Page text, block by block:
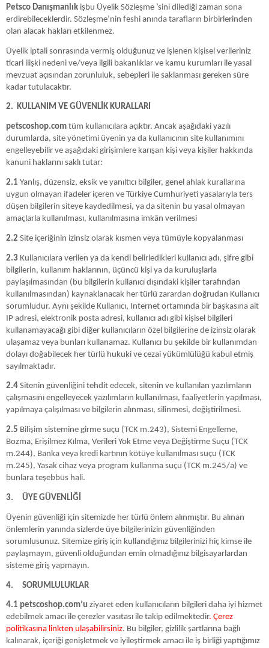
Petsco Danışmanlık işbu Üyelik Sözleşme ’sini dilediği zaman sona
erdirebileceklerdir. Sözleşme’nin feshi anında tarafların birbirlerinden
olan alacak hakları etkilenmez.
Üyelik iptali sonrasında vermiş olduğunuz ve işlenen kişisel verileriniz
ticari ilişki nedeni ve/veya ilgili bakanlıklar ve kamu kurumları ile yasal
mevzuat açısından zorunluluk, sebepleri ile saklanması gereken süre
kadar tutulacaktır.
2. KULLANIM VE GÜVENLİK KURALLARI
petscoshop.com tüm kullanıcılara açıktır. Ancak aşağıdaki yazılı
durumlarda, site yönetimi üyenin ya da kullanıcının site kullanımını
engelleyebilir ve aşağıdaki girişimlere karışan kişi veya kişiler hakkında
kanuni haklarını saklı tutar:
2.1 Yanlış, düzensiz, eksik ve yanıltıcı bilgiler, genel ahlak kurallarına
uygun olmayan ifadeler içeren ve Türkiye Cumhuriyeti yasalarıyla ters
düşen bilgilerin siteye kaydedilmesi, ya da sitenin bu yasal olmayan
amaçlarla kullanılması, kullanılmasına imkân verilmesi
2.2 Site içeriğinin izinsiz olarak kısmen veya tümüyle kopyalanması
2.3 Kullanıcılara verilen ya da kendi belirledikleri kullanıcı adı, şifre gibi
bilgilerin, kullanım haklarının, üçüncü kişi ya da kuruluşlarla
paylaşılmasından (bu bilgilerin kullanıcı dışındaki kişiler tarafından
kullanılmasından) kaynaklanacak her türlü zarardan doğrudan Kullanıcı
sorumludur. Aynı şekilde Kullanıcı, Internet ortamında bir başkasına ait
IP adresi, elektronik posta adresi, kullanıcı adı gibi kişisel bilgileri
kullanamayacağı gibi diğer kullanıcıların özel bilgilerine de izinsiz olarak
ulaşamaz veya bunları kullanamaz. Kullanıcı bu şekilde bir kullanımdan
dolayı doğabilecek her türlü hukuki ve cezai yükümlülüğü kabul etmiş
sayılmaktadır.
2.4 Sitenin güvenliğini tehdit edecek, sitenin ve kullanılan yazılımların
çalışmasını engelleyecek yazılımların kullanılması, faaliyetlerin yapılması,
yapılmaya çalışılması ve bilgilerin alınması, silinmesi, değiştirilmesi.
2.5 Bilişim sistemine girme suçu (TCK m.243), Sistemi Engelleme,
Bozma, Erişilmez Kılma, Verileri Yok Etme veya Değiştirme Suçu (TCK
m.244), Banka veya kredi kartının kötüye kullanılması suçu (TCK
m.245), Yasak cihaz veya program kullanma suçu (TCK m.245/a) ve
bunlara teşebbüs hali.
3. ÜYE GÜVENLİĞİ
Üyenin güvenliği için sitemizde her türlü önlem alınmıştır. Bu alınan
önlemlerin yanında sizlerde üye bilgilerinizin güvenliğinden
sorumlusunuz. Sitemize giriş için kullandığınız bilgilerinizi hiç kimse ile
paylaşmayın, güvenli olduğundan emin olmadığınız bilgisayarlardan
sisteme giriş yapmayın.
4. SORUMLULUKLAR
4.1 petscoshop.com’u ziyaret eden kullanıcıların bilgileri daha iyi hizmet
edebilmek amacı ile çerezler vasıtası ile takip edilmektedir. Çerez
politikasına linkten ulaşabilirsiniz. Bu bilgiler, gizlilik şartlarına bağlı
kalınarak, içeriği genişletmek ve iyileştirmek amacı ile iş birliği yaptığımız